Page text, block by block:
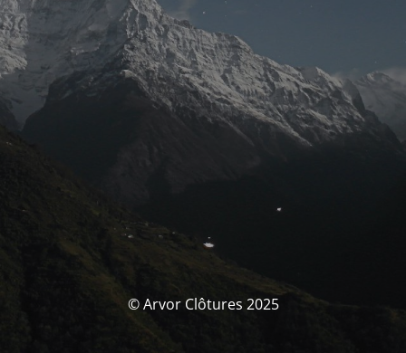
© Arvor Clôtures 2025